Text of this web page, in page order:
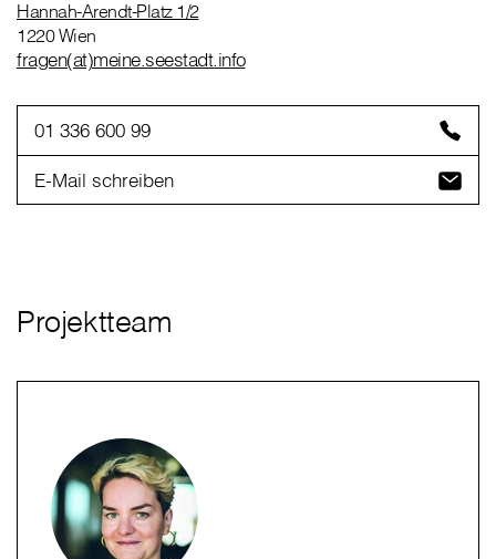
Hannah-Arendt-Platz 1/2
1220 Wien
fragen(at)meine.seestadt.info
01 336 600 99
E-Mail schreiben
Projektteam